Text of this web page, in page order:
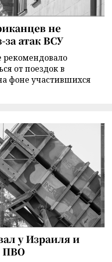
не
атак ВСУ
рекомендовало
от поездок в
фоне участившихся
у Израиля и
ПВО